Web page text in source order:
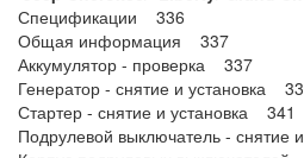
Спецификации 336
Общая информация 337
Аккумулятор - проверка 337
Генератор - снятие и установка
Стартер - снятие и установка 341
Подрулевой выключатель - снятие